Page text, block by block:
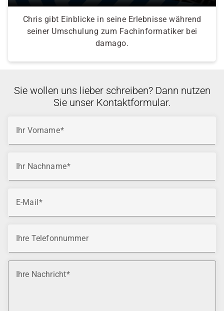
Chris gibt Einblicke in seine Erlebnisse während
seiner Umschulung zum Fachinformatiker bei
damago.
Sie wollen uns lieber schreiben? Dann nutzen
Sie unser Kontaktformular.
Ihr Vorname
Ihr Nachname
E-Mail
Ihre Telefonnummer
Ihre Nachricht